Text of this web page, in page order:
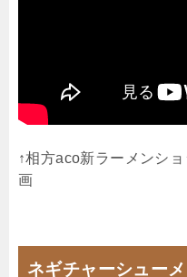
↑相方aco新ラーメンシ
画
ネギチャーシュー